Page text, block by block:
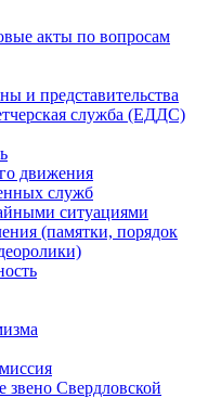
акты по вопросам
и представительства
служба (ЕДДС)
движения
служб
ситуациями
(памятки, порядок
звено Свердловской